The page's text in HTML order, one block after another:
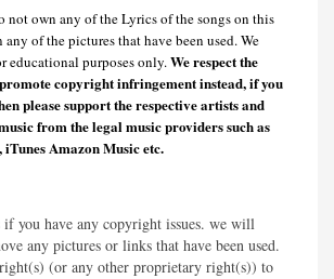
not own any of the Lyrics of the songs on this
any of the pictures that have been used. We
educational purposes only.We respect the
copyright infringement instead, if you
please support the respective artists and
from the legal music providers such as
Amazon Music etc.
if you have any copyright issues. we will
any pictures or links that have been used.
(or any other proprietary right(s)) to